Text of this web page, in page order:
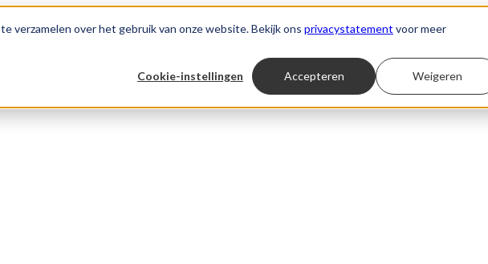
verzamelen over het gebruik van onze website. Bekijk ons privacystatement voor meer
Cookie-instellingen Accepteren Weigeren